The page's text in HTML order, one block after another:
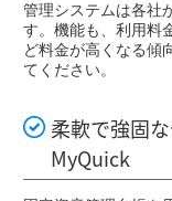
管理システムは各社
す。機能も、利用料
ど料金が高くなる傾
てください。
柔軟で強固
MyQuick